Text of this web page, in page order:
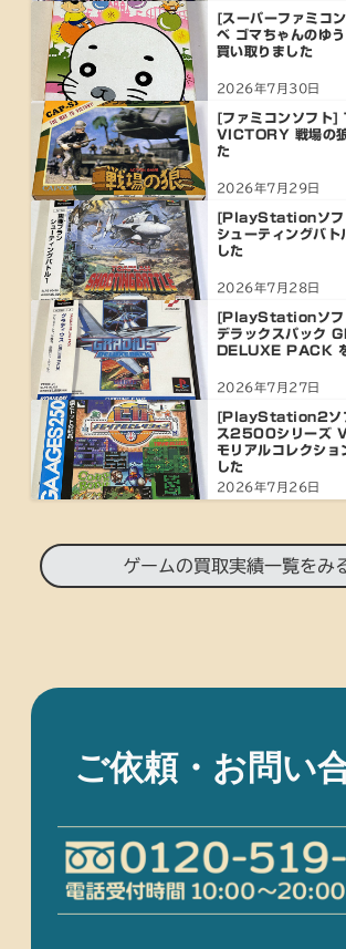
[スーパーファミコ
ベ ゴマちゃんのゆ
買い取りました
2026年7月30日
[ファミコンソフ
VICTORY 戦場の
た
2026年7月29日
[PlayStationソフ
シューティングバ
した
2026年7月28日
[PlayStationソフ
デラックスパック
DELUXE PACK を
2026年7月27日
[PlayStation2ソ
ス2500シリーズ
モリアルコレクショ
した
2026年7月26日
ゲームの買取実績一覧をみ
ご依頼・お問い